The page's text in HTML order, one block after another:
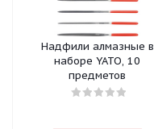
Надфили алмазные в
наборе YATO, 10
предметов